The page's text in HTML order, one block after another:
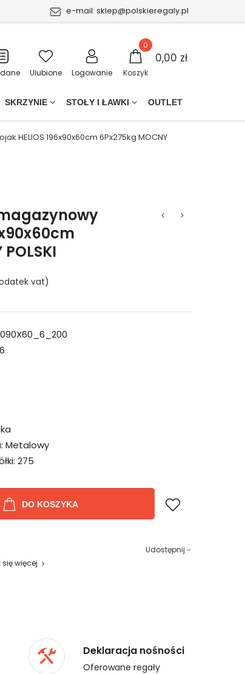
e-mail: sklep@polskieregaly.pl
Ulubione Logowanie Koszyk
0
0,00 zł
SKRZYNIE STOŁY I ŁAWKI OUTLET
HELIOS 196x90x60cm 6Px275kg MOCNY
vat)
Metalowy
275
DO KOSZYKA
się więcej
Udostępnij
Deklaracja nośności
Oferowane regały